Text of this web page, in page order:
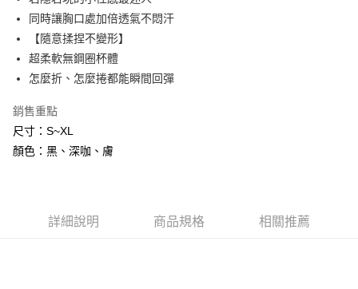
【關於「AFTEE先享後付」】
AFTEE先享後付是「在收到商品之後才付款」的支付方式。 讓您購物簡單
１．簡單：不需註冊會員、不需綁卡、不需儲值。
２．便利：只要手機號碼，簡訊認證，即可結帳。
１．於結帳方式選擇「AFTEE先享後付」後，將跳轉至「AFTEE先享後付」
結帳頁面，進行簡訊認證並確認金額後，即可完成結帳。
購買商品的店家。未經商家同意取消之訂單仍視為有效，需透過AFTEE先享
ATM付款
運送方式
每筆NT$80，滿NT$600(含以上)免運費
7-11付款取貨
每筆NT$80，滿NT$600(含以上)免運費
同時讓胸口處加倍透氣不悶汗
【隨意揉捏不變形】
超柔軟無鋼圈杯體
怎麼折、怎麼捲都能瞬間回彈
銷售重點
尺寸：S~XL
顏色：黑、深咖、膚
詳細說明 商品規格 相關推薦